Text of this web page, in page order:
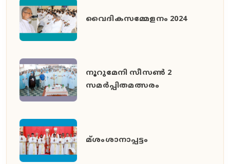
വൈദികസമ്മേളനം 2024
നൂറുമേനി സീസൺ 2
സമർപ്പിതമത്സരം
മ്ശംശാനാപ്പട്ടം